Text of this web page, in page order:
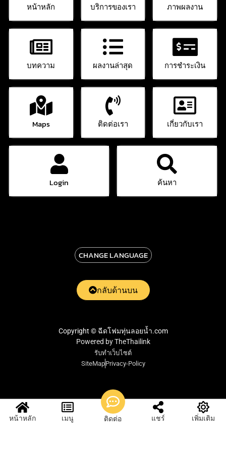
หน้าหลัก บริการของเรา ภาพผลงาน
บทความ ผลงานล่าสุด การชำระเงิน
Maps ติดต่อเรา เกี่ยวกับเรา
Login ค้นหา
Copyright © ฉีดโฟมทุ่นลอยน้ำ.com
Powered by TheThailink
รับทำเว็บไซต์
SiteMapPrivacy-Policy
CHANGE LANGUAGE
กลับด้านบน
หน้าหลัก เมนู ติดต่อ แชร์ เพิ่มเติม